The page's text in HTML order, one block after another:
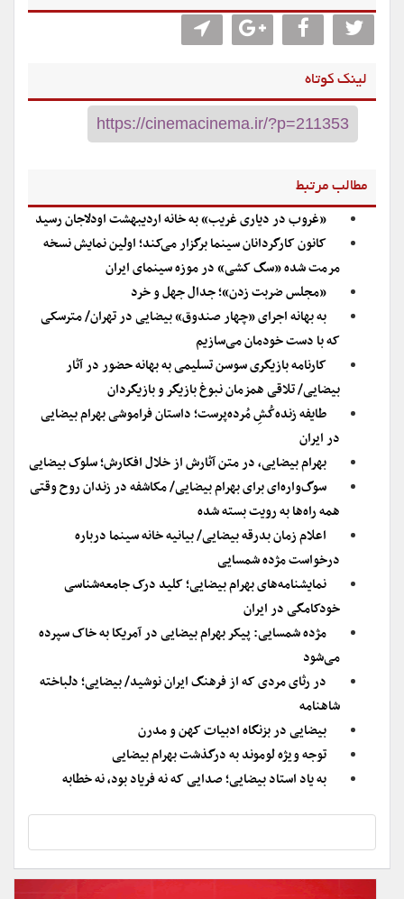
لینک کوتاه
مطالب مرتبط
«غروب در دیاری غریب» به خانه اردیبهشت اودلاجان رسید
کانون کارگردانان سینما برگزار می‌کند؛ اولین نمایش نسخه
مرمت شده «سگ کشی» در موزه سینمای ایران
«مجلس ضربت زدن»؛ جدال جهل و خرد
به بهانه اجرای «چهار صندوق» بیضایی در تهران/ مترسکی
که با دست خودمان می‌سازیم
کارنامه بازیگری سوسن تسلیمی به بهانه حضور در آثار
بیضایی/ تلاقی همزمان نبوغ بازیگر و بازیگردان
طایفه زنده‌کُشِ مُرده‌پرست؛ داستان فراموشی بهرام بیضایی
در ایران
بهرام بیضایی، در متن آثارش از خلال افکارش؛ سلوک بیضایی
سوگ‌واره‌ای برای بهرام بیضایی/ مکاشفه در زندان روح وقتی
همه‌ راه‌‌ها به رویت بسته شده
اعلام زمان بدرقه بیضایی/ بیانیه خانه سینما درباره
درخواست مژده شمسایی
نمایشنامه‌های بهرام بیضایی؛ کلید درک جامعه‌شناسی
خودکامگی در ایران
مژده شمسایی: پیکر بهرام بیضایی در آمریکا به خاک سپرده
می‌شود
در رثای مردی که از فرهنگ ایران نوشید/ بیضایی؛ دلباخته
شاهنامه
بیضایی در بزنگاه ادبیات کهن و مدرن
توجه ویژه لوموند به درگذشت بهرام بیضایی
به یاد استاد بیضایی؛ صدایی که نه فریاد بود، نه خطابه